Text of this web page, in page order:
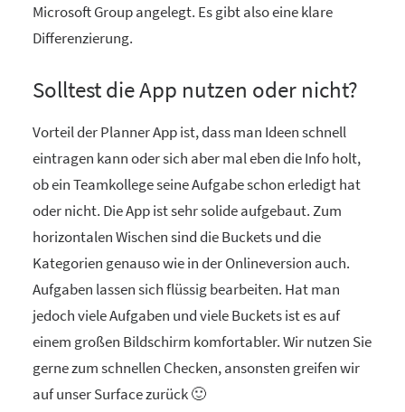
Microsoft Group angelegt. Es gibt also eine klare
Differenzierung.
Solltest die App nutzen oder nicht?
Vorteil der Planner App ist, dass man Ideen schnell
eintragen kann oder sich aber mal eben die Info holt,
ob ein Teamkollege seine Aufgabe schon erledigt hat
oder nicht. Die App ist sehr solide aufgebaut. Zum
horizontalen Wischen sind die Buckets und die
Kategorien genauso wie in der Onlineversion auch.
Aufgaben lassen sich flüssig bearbeiten. Hat man
jedoch viele Aufgaben und viele Buckets ist es auf
einem großen Bildschirm komfortabler. Wir nutzen Sie
gerne zum schnellen Checken, ansonsten greifen wir
auf unser Surface zurück 🙂